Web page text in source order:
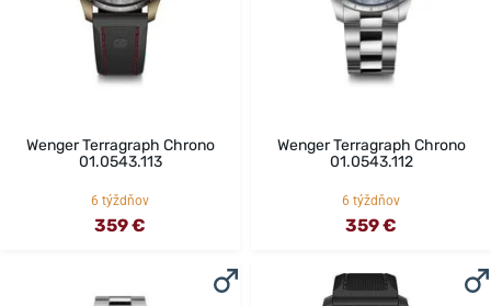
Wenger Terragraph Chrono
01.0543.113
6 týždňov
359 €
Wenger Terragraph Chrono
01.0543.112
6 týždňov
359 €